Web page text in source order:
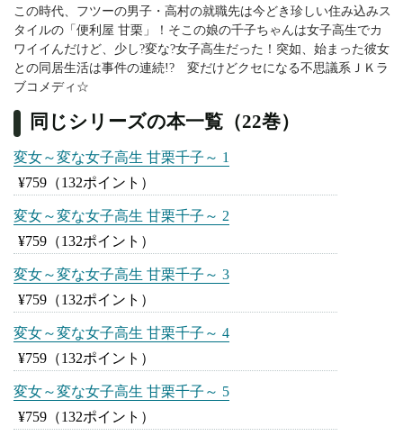
この時代、フツーの男子・高村の就職先は今どき珍しい住み込みス
タイルの「便利屋 甘栗」！そこの娘の千子ちゃんは女子高生でカ
ワイイんだけど、少し?変な?女子高生だった！突如、始まった彼女
との同居生活は事件の連続!? 変だけどクセになる不思議系ＪＫラ
ブコメディ☆
同じシリーズの本一覧（22巻）
変女～変な女子高生 甘栗千子～ 1
¥759 （132ポイント）
変女～変な女子高生 甘栗千子～ 2
¥759 （132ポイント）
変女～変な女子高生 甘栗千子～ 3
¥759 （132ポイント）
変女～変な女子高生 甘栗千子～ 4
¥759 （132ポイント）
変女～変な女子高生 甘栗千子～ 5
¥759 （132ポイント）